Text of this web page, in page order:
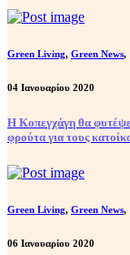
Green Living, Green News,
04 Ιανουαρίου 2020
Η Κοπεγχάγη θα
φρούτα για τους
Green Living, Green News,
06 Ιανουαρίου 2020